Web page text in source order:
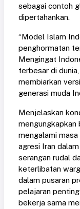
sebagai contoh
dipertahankan.
“Model Islam
penghormatan
Mengingat
terbesar di
membiarkan
generasi muda
Menjelaskan
mengungkapkan
mengalami
agresi Iran
serangan rudal
keterlibatan
dalam pusaran
pelajaran
bekerja sama